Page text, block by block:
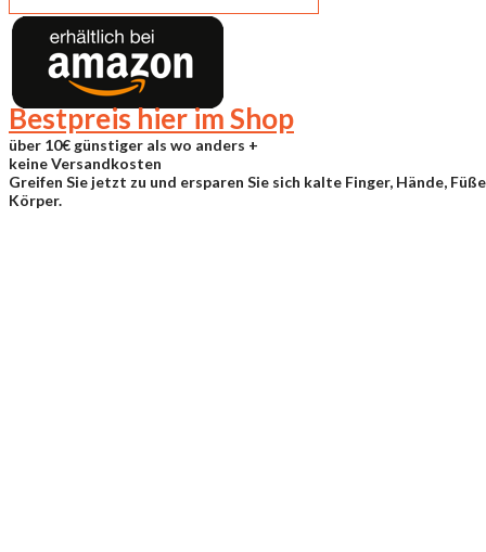
Bestpreis hier im Shop
über 10€ günstiger als wo anders +
keine Versandkosten
Greifen Sie jetzt zu und ersparen Sie sich kalte Finger, Hände,
Körper.